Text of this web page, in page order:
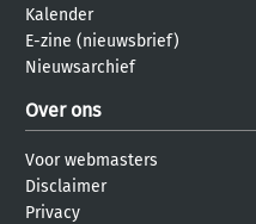
Kalender
E-zine (nieuwsbrief)
Nieuwsarchief
Over ons
Voor webmasters
Disclaimer
Privacy